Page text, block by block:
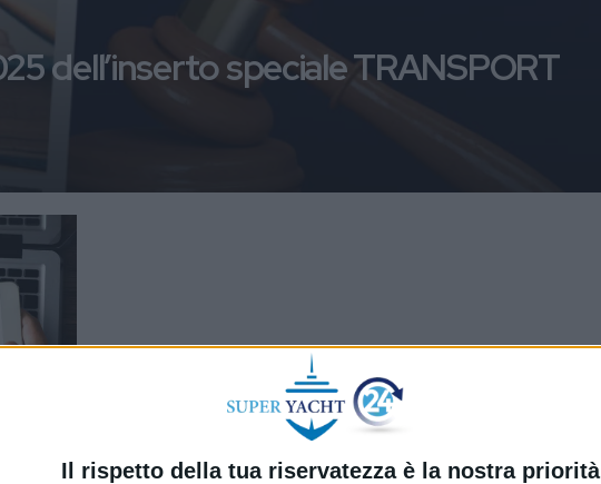
Il rispetto della tua riservatezza è la nostra priorità
dell’inserto speciale TRANSPORT